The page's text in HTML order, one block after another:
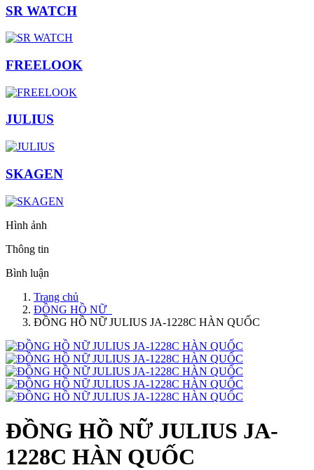
SR WATCH
FREELOOK
JULIUS
SKAGEN
Hình ảnh
Thông tin
Bình luận
Trang chủ
ĐỒNG HỒ NỮ
ĐỒNG HỒ NỮ JULIUS JA-1228C HÀN QUỐC
ĐỒNG HỒ NỮ JULIUS JA-
1228C HÀN QUỐC